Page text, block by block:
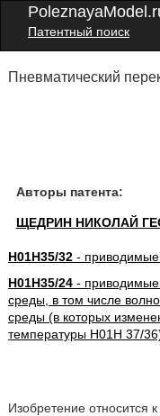
Патентный поиск
Пневматический
Авторы патента:
ЩЕДРИН НИКОЛАЙ
H01H35/32- приводимые
H01H35/24- приводимые
среды, в том числе
среды (в которых
температуры H01H 37/
Изобретение относится